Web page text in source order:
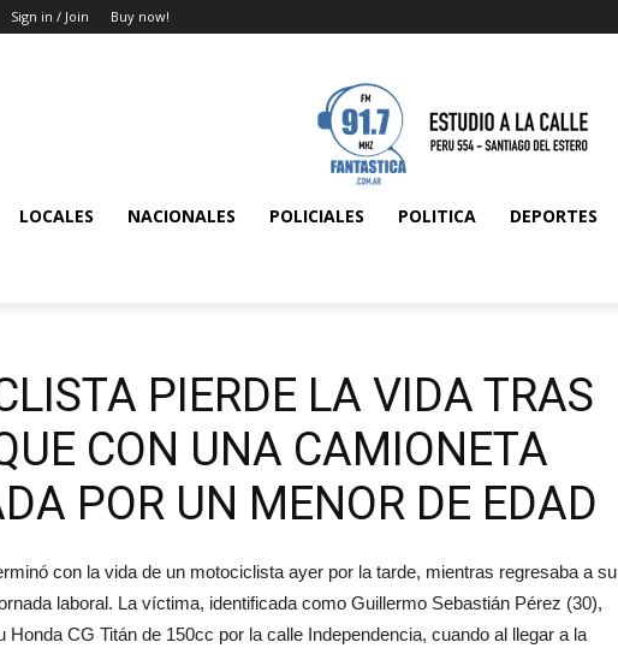
Sign in / Join Buy now!
LOCALES NACIONALES POLICIALES POLITICA DEPORTES
PIERDE LA VIDA TRAS
CON UNA CAMIONETA
POR UN MENOR DE EDAD
con la vida de un motociclista ayer por la tarde, mientras regresaba a su
laboral. La víctima, identificada como Guillermo Sebastián Pérez (30),
Honda CG Titán de 150cc por la calle Independencia, cuando al llegar a la